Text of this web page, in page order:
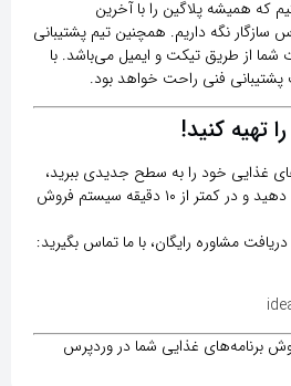
که همیشه پلاگین را با آخرین
نگه داریم. همچنین تیم پشتیبانی
شما از طریق تیکت و ایمیل می‌باشد. با
پشتیبانی فنی راحت خواهد بود.
تهیه کنید!
غذایی خود را به سطح جدیدی ببرید،
دهید
و در کمتر از ۱۰ دقیقه سیستم فروش
مشاوره رایگان، با ما تماس بگیرید:
برنامه‌های غذایی شما در وردپرس